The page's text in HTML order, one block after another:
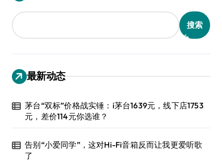
搜索
最新动态
茅台“双标”价格战实锤：i茅台1639元，线下店1753
元，差价114元你选谁？
告别“小爱同学”，这对Hi-Fi音箱反而让我更爱听歌
了